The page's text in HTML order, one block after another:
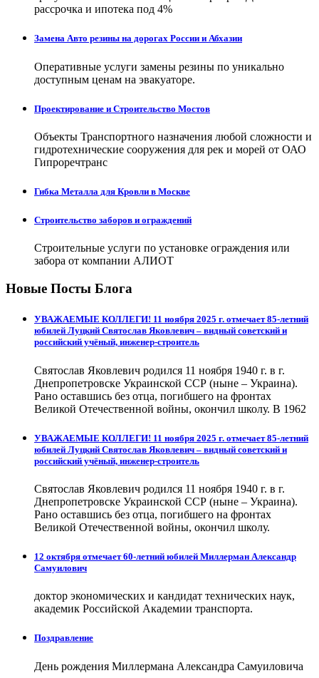
рассрочка и ипотека под 4%
Замена Авто резины на дорогах России и Абхазии
Оперативные услуги замены резины по уникально
доступным ценам на эвакуаторе.
Проектирование и Строительство Мостов
Объекты Транспортного назначения любой сложности и
гидротехнические сооружения для рек и морей от ОАО
Гипроречтранс
Гибка Металла для Кровли в Москве
Строительство заборов и ограждений
Строительные услуги по установке ограждения или
забора от компании АЛИОТ
Новые Посты Блога
УВАЖАЕМЫЕ КОЛЛЕГИ! 11 ноября 2025 г. отмечает 85-летний
юбилей Луцкий Святослав Яковлевич – видный советский и
российский учёный, инженер-строитель
Святослав Яковлевич родился 11 ноября 1940 г. в г.
Днепропетровске Украинской ССР (ныне – Украина).
Рано оставшись без отца, погибшего на фронтах
Великой Отечественной войны, окончил школу. В 1962
УВАЖАЕМЫЕ КОЛЛЕГИ! 11 ноября 2025 г. отмечает 85-летний
юбилей Луцкий Святослав Яковлевич – видный советский и
российский учёный, инженер-строитель
Святослав Яковлевич родился 11 ноября 1940 г. в г.
Днепропетровске Украинской ССР (ныне – Украина).
Рано оставшись без отца, погибшего на фронтах
Великой Отечественной войны, окончил школу.
12 октября отмечает 60-летний юбилей Миллерман Александр
Самуилович
доктор экономических и кандидат технических наук,
академик Российской Академии транспорта.
Поздравление
День рождения Миллермана Александра Самуиловича